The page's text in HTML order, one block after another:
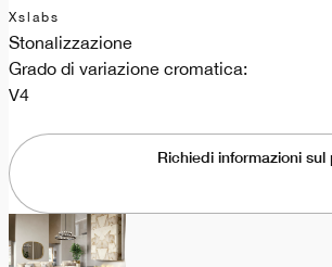
Xslabs
Stonalizzazione
Grado di variazione cromatica:
V4
Richiedi informazioni